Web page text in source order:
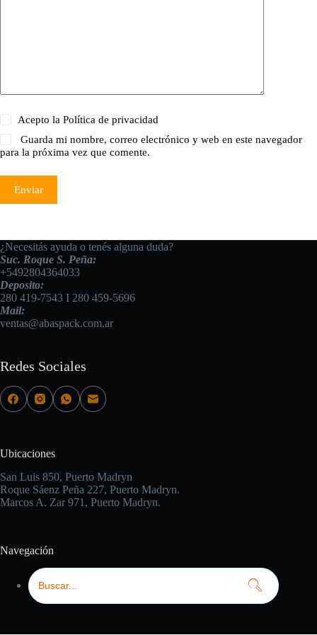
Acepto laPolítica de privacidad
Guarda mi nombre, correo electrónico y web en este navegador
para la próxima vez que comente.
Enviar
¿Necesitás ayuda o tenés alguna duda?
Suc. Roque S. Peña:
+5492804364033
Deposito:
280 419-7543 I 280 459-5696
Mail:
ventas@abaspack.com.ar
Redes Sociales
Ubicaciones
San Luis 850, Puerto Madryn
Roque Sáenz Peña 227, Puerto Madryn.
Marcos A. Zar 971, Puerto Madryn.
Navegación